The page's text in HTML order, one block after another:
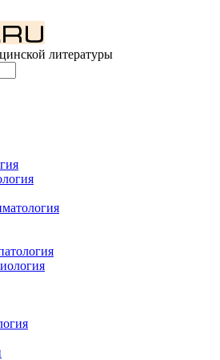
литературы